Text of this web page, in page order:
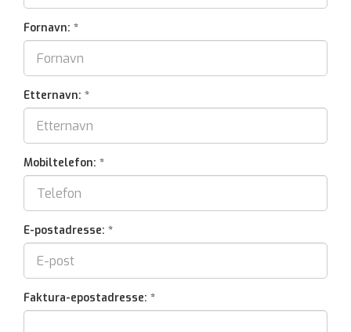
Fornavn: *
Etternavn: *
Mobiltelefon: *
E-postadresse: *
Faktura-epostadresse: *